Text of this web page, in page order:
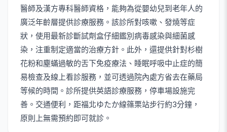
醫師及漢方專科醫師資格，能夠為從嬰幼兒到老年人的
廣泛年齡層提供診療服務。該診所對咳嗽、發燒等症
狀，使用最新診斷試劑盒仔細鑑別病毒感染與細菌感
染，注重制定適當的治療方針。此外，還提供針對杉樹
花粉和塵蟎過敏的舌下免疫療法、睡眠呼吸中止症的簡
易檢查及線上看診服務，並可透過院內處方省去在藥局
等候的時間。診所提供英語診療服務，停車場設施完
善。交通便利，距福北ゆたか線篠栗站步行約3分鐘，
原則上無需預約即可就診。